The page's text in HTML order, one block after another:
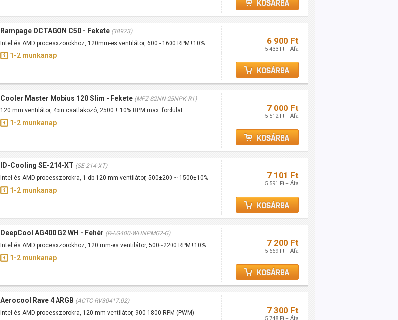
Rampage OCTAGON C50 - Fekete (38973)
Intel és AMD processzorokhoz, 120mm-es ventilátor, 600 - 1600 RPM±10%
1-2 munkanap
6 900 Ft
5 433 Ft + Áfa
Cooler Master Mobius 120 Slim - Fekete (MFZ-S2NN-25NPK-R1)
120 mm ventilátor, 4pin csatlakozó, 2500 ± 10% RPM max. fordulat
1-2 munkanap
7 000 Ft
5 512 Ft + Áfa
ID-Cooling SE-214-XT (SE-214-XT)
Intel és AMD processzorokra, 1 db 120 mm ventilátor, 500±200 ~ 1500±10%
1-2 munkanap
7 101 Ft
5 591 Ft + Áfa
DeepCool AG400 G2 WH - Fehér (R-AG400-WHNPMG2-G)
Intel és AMD processzorokhoz, 120 mm-es ventilátor, 500~2200 RPM±10%
1-2 munkanap
7 200 Ft
5 669 Ft + Áfa
Aerocool Rave 4 ARGB (ACTC-RV30417.02)
Intel és AMD processzorokra, 120 mm ventilátor, 900-1800 RPM (PWM)
7 300 Ft
5 748 Ft + Áfa